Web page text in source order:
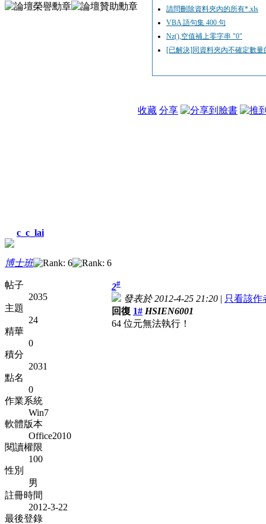
請問刪除資料夾內的所有*.xls
VBA 語句集 400 句
Nz(),空值補上零字串 "0"
[已解決]同資料夾內不確定數量
收藏 分享
c_c_lai
博士班
帖子
2035
主題
24
精華
0
積分
2031
點名
0
作業系統
Win7
軟體版本
Office2010
閱讀權限
100
性別
男
註冊時間
2012-3-22
最後登錄
2#
發表於 2012-4-25 21:20 | 只看該作
回復 1# HSIEN6001
64 位元無法執行！